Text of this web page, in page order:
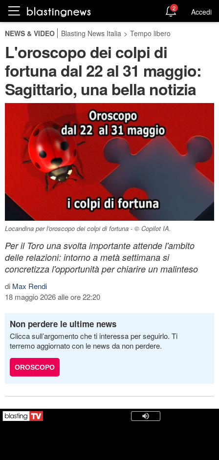
2 Accedi
NEWS & VIDEO Blasting News Italia > Tempo libero
L'oroscopo dei colpi di
fortuna dal 22 al 31 maggio:
Sagittario, una bella notizia
Locandina per l'oroscopo dei colpi di fortuna - © Copilot IA.
Per il Toro una svolta importante attende l'ambito
delle relazioni: intorno a metà settimana si
concretizza l'opportunità per chiarire un malinteso
di Max Rendi
18 maggio 2026 alle ore 22:20
Non perdere le ultime news
Clicca sull’argomento che ti interessa per seguirlo. Ti
terremo aggiornato con le news da non perdere.
OROSCOPO